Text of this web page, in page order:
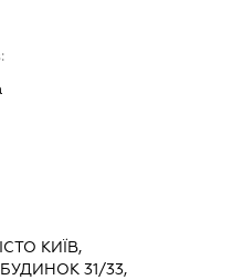
КИЇВ,
31/33,